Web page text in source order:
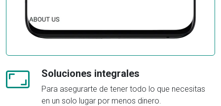
Soluciones integrales
Para asegurarte de tener todo lo que necesitas
en un solo lugar por menos dinero.